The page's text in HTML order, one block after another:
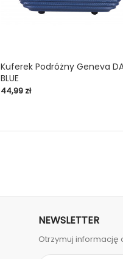
Kuferek Podróżny Geneva
BLUE
Cena
44,99 zł
shopping_cart
NEWSLETTER
Otrzymuj informację